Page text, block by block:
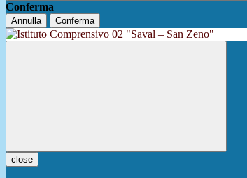
Conferma
Annulla Conferma
close